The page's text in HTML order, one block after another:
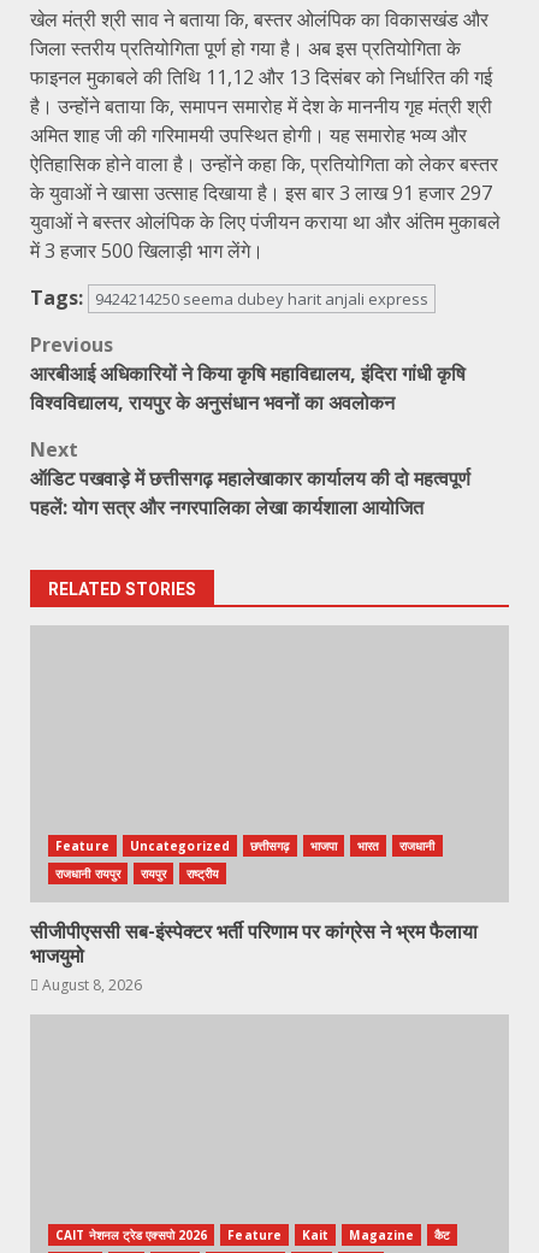
खेल मंत्री श्री साव ने बताया कि, बस्तर ओलंपिक का विकासखंड और
जिला स्तरीय प्रतियोगिता पूर्ण हो गया है। अब इस प्रतियोगिता के
फाइनल मुकाबले की तिथि 11,12 और 13 दिसंबर को निर्धारित की गई
है। उन्होंने बताया कि, समापन समारोह में देश के माननीय गृह मंत्री श्री
अमित शाह जी की गरिमामयी उपस्थित होगी। यह समारोह भव्य और
ऐतिहासिक होने वाला है। उन्होंने कहा कि, प्रतियोगिता को लेकर बस्तर
के युवाओं ने खासा उत्साह दिखाया है। इस बार 3 लाख 91 हजार 297
युवाओं ने बस्तर ओलंपिक के लिए पंजीयन कराया था और अंतिम मुकाबले
में 3 हजार 500 खिलाड़ी भाग लेंगे।
Tags:
9424214250 seema dubey harit anjali express
Post
navigation
Previous
आरबीआई अधिकारियों ने किया कृषि महाविद्यालय, इंदिरा गांधी कृषि
विश्वविद्यालय, रायपुर के अनुसंधान भवनों का अवलोकन
Next
ऑडिट पखवाड़े में छत्तीसगढ़ महालेखाकार कार्यालय की दो महत्वपूर्ण
पहलें: योग सत्र और नगरपालिका लेखा कार्यशाला आयोजित
RELATED STORIES
Feature Uncategorized छत्तीसगढ़ भाजपा भारत
राजधानी
राजधानी रायपुर
रायपुर राष्ट्रीय
सीजीपीएससी सब-इंस्पेक्टर भर्ती परिणाम पर कांग्रेस ने भ्रम फैलाया
भाजयुमो
August 8, 2026
CAIT नेशनल ट्रेड एक्सपो 2026 Feature Kait Magazine कैट